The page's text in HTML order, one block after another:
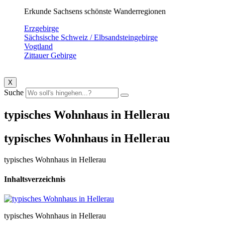
Erkunde Sachsens schönste Wanderregionen
Erzgebirge
Sächsische Schweiz / Elbsandsteingebirge
Vogtland
Zittauer Gebirge
X
Suche
typisches Wohnhaus in Hellerau
typisches Wohnhaus in Hellerau
typisches Wohnhaus in Hellerau
Inhaltsverzeichnis
typisches Wohnhaus in Hellerau